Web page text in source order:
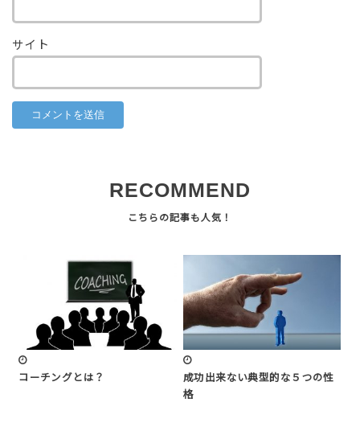
サイト
RECOMMEND
コーチングとは？
成功出来ない典型的な５つの性
格